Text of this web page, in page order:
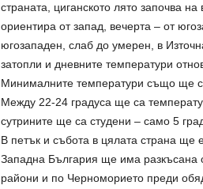
страната, циганското лято започва
ориентира от запад, вечерта – от
югозападен, слаб до умерен, в
затопли и дневните температури
Минималните температури също ще
Между 22-24 градуса ще са
сутрините ще са студени – само 5
В петък и събота в цялата страна
Западна България ще има разкъсана
райони и по Черноморието преди